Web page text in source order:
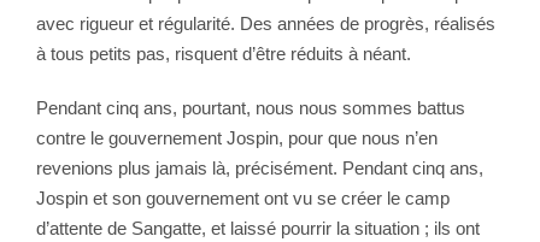
avec rigueur et régularité. Des années de progrès, réalisés
à tous petits pas, risquent d’être réduits à néant.
Pendant cinq ans, pourtant, nous nous sommes battus
contre le gouvernement Jospin, pour que nous n’en
revenions plus jamais là, précisément. Pendant cinq ans,
Jospin et son gouvernement ont vu se créer le camp
d’attente de Sangatte, et laissé pourrir la situation ; ils ont